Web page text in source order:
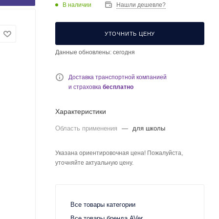
В наличии Нашли дешевле?
УТОЧНИТЬ ЦЕНУ
Данные обновлены: сегодня
Доставка транспортной компанией
и страховка бесплатно
Характеристики
Область применения — для школы
Указана ориентировочная цена! Пожалуйста,
уточняйте актуальную цену.
Все товары категории